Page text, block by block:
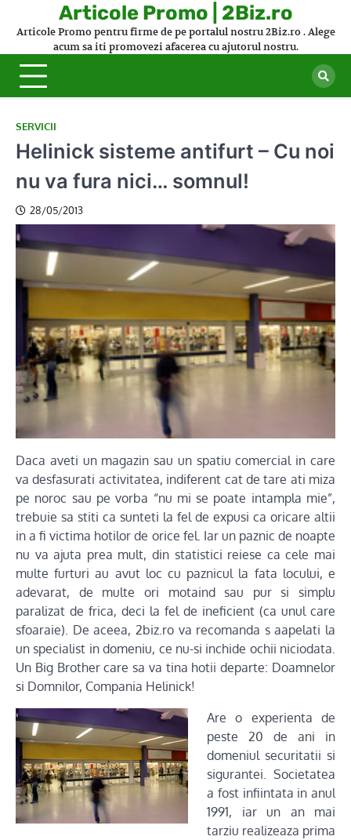
Articole Promo | 2Biz.ro
Articole Promo pentru firme de pe portalul nostru 2Biz.ro . Alege
acum sa iti promovezi afacerea cu ajutorul nostru.
SERVICII
Helinick sisteme antifurt – Cu noi
nu va fura nici… somnul!
28/05/2013
Daca aveti un magazin sau un spatiu comercial in care
va desfasurati activitatea, indiferent cat de tare ati miza
pe noroc sau pe vorba “nu mi se poate intampla mie”,
trebuie sa stiti ca sunteti la fel de expusi ca oricare altii
in a fi victima hotilor de orice fel. Iar un paznic de noapte
nu va ajuta prea mult, din statistici reiese ca cele mai
multe furturi au avut loc cu paznicul la fata locului, e
adevarat, de multe ori motaind sau pur si simplu
paralizat de frica, deci la fel de ineficient (ca unul care
sfoaraie). De aceea, 2biz.ro va recomanda s aapelati la
un specialist in domeniu, ce nu-si inchide ochii niciodata.
Un Big Brother care sa va tina hotii departe: Doamnelor
si Domnilor, Compania Helinick!
Are o experienta de
peste 20 de ani in
domeniul securitatii si
sigurantei. Societatea
a fost infiintata in anul
1991, iar un an mai
tarziu realizeaza prima